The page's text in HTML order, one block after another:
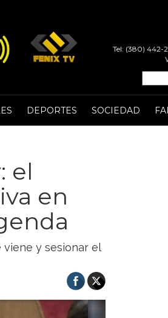
Tel: (380) 442-
DEPORTES SOCIEDAD
el
en
viene y sesionar el